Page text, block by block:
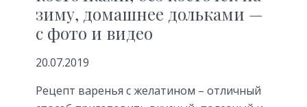
зиму, домашнее дольками —
с фото и видео
20.07.2019
Рецепт варенья с желатином – отличный